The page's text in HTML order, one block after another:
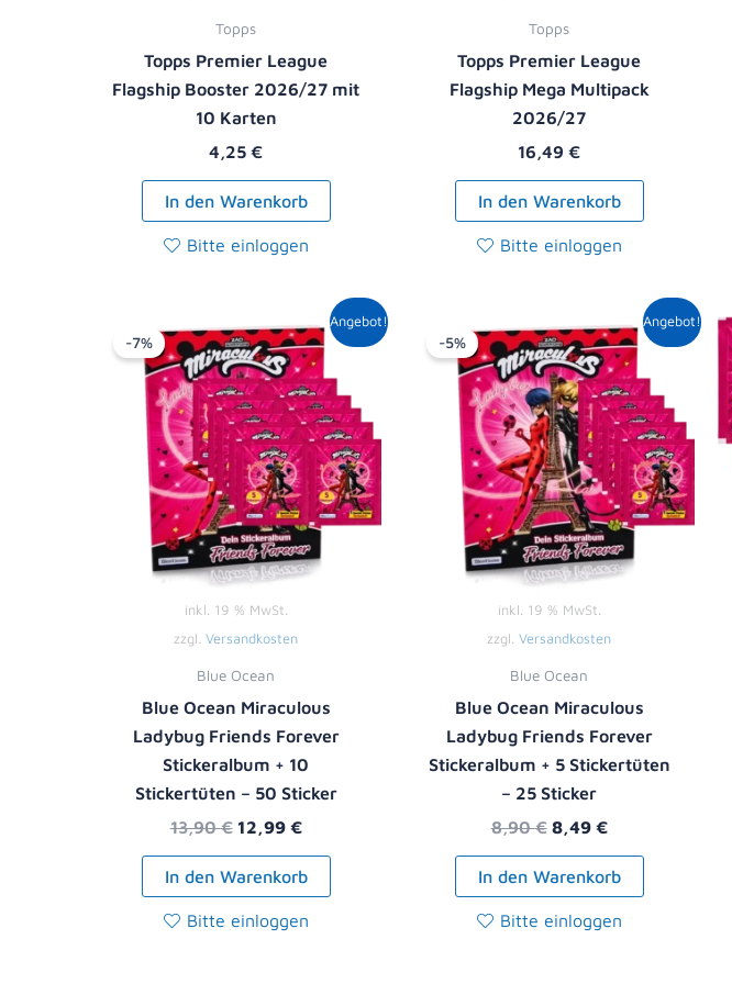
Topps
Topps Premier League
Flagship Booster 2026/27 mit
10 Karten
4,25 €
In den Warenkorb
Bitte einloggen
Topps
Topps Premier League
Flagship Mega Multipack
2026/27
16,49 €
In den Warenkorb
Bitte einloggen
Angebot!
-7%
inkl. 19 % MwSt.
zzgl. Versandkosten
Blue Ocean
Blue Ocean Miraculous
Ladybug Friends Forever
Stickeralbum + 10
Stickertüten – 50 Sticker
13,90€
Ursprünglicher
Preis
war:
13,90 €
12,99 €
Aktueller
Preis
ist:
12,99 €.
In den Warenkorb
Bitte einloggen
Angebot!
-5%
inkl. 19 % MwSt.
zzgl. Versandkosten
Blue Ocean
Blue Ocean Miraculous
Ladybug Friends Forever
Stickeralbum + 5 Stickertüten
– 25 Sticker
8,90€
Ursprünglicher
Preis
war:
8,90 €
8,49 €
Aktueller
Preis
ist:
8,49 €.
In den Warenkorb
Bitte einloggen